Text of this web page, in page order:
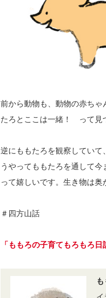
前から動物も、動物の赤ちゃ
たろとここは一緒！ って見
逆にももたろを観察してい
うやってももたろを通して
って嬉しいです。生き物は奥
＃四方山話
「ももろの子育てもろもろ